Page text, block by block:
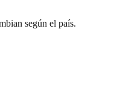
según el país.